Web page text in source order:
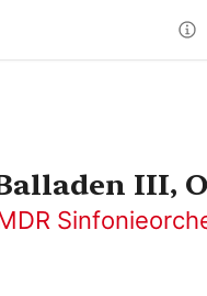
III,